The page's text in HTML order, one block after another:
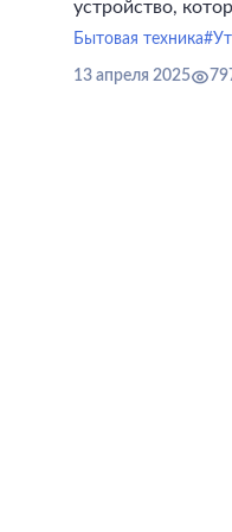
устройство,
инструментом в
Бытовая техника
13 апреля 2025